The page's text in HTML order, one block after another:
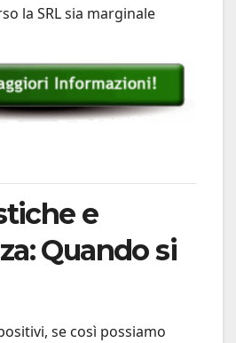
la SRL sia marginale
e
Quando si
se così possiamo